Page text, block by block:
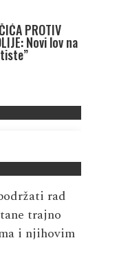
PROTIV
Novi lov na
rad
trajno
i njihovim